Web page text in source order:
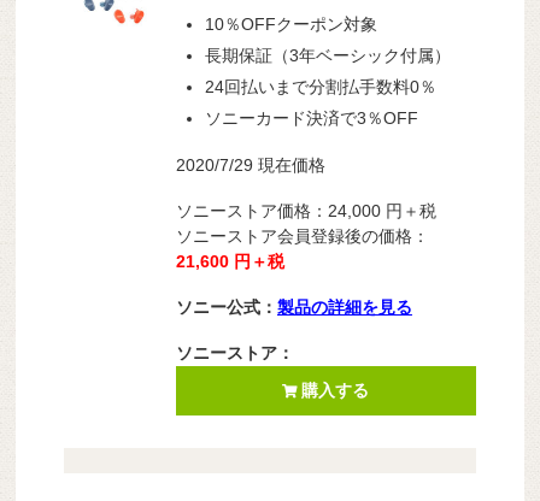
10％OFFクーポン対象
長期保証（3年ベーシック付属）
24回払いまで分割払手数料0％
ソニーカード決済で3％OFF
2020/7/29 現在価格
ソニーストア価格：24,000 円＋税
ソニーストア会員登録後の価格：
21,600 円＋税
ソニー公式： 製品の詳細を見る
ソニーストア：
購入する